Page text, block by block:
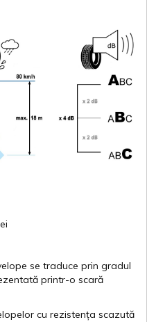
se traduce prin gradul
printr-o scară
cu rezistența scazută